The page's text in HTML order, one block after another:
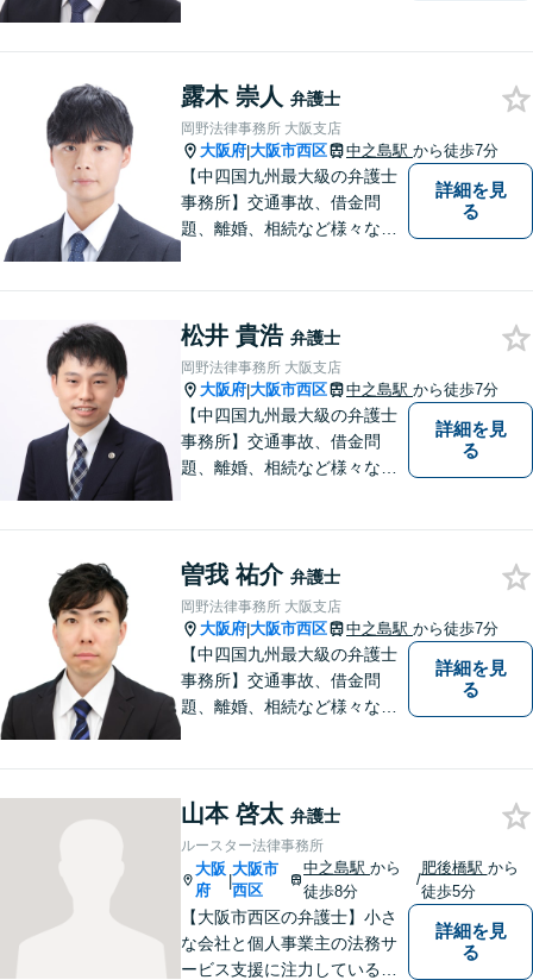
い！
露木 崇人 弁護士
岡野法律事務所 大阪支店
大阪府|大阪市西区 中之島駅 から徒歩7分
【中四国九州最大級の弁護士
事務所】交通事故、借金問
題、離婚、相続など様々な問
い！
詳細を見
る
松井 貴浩 弁護士
岡野法律事務所 大阪支店
大阪府|大阪市西区 中之島駅 から徒歩7分
【中四国九州最大級の弁護士
事務所】交通事故、借金問
題、離婚、相続など様々な問
い！
詳細を見
る
曽我 祐介 弁護士
岡野法律事務所 大阪支店
大阪府|大阪市西区 中之島駅 から徒歩7分
【中四国九州最大級の弁護士
事務所】交通事故、借金問
題、離婚、相続など様々な問
い！
詳細を見
る
山本 啓太 弁護士
ルースター法律事務所
大阪
府
|
大阪市
西区
中之島駅から
徒歩8分
/
肥後橋駅 から
徒歩5分
【大阪市西区の弁護士】小さ
な会社と個人事業主の法務サ
ービス支援に注力している弁
詳細を見
る